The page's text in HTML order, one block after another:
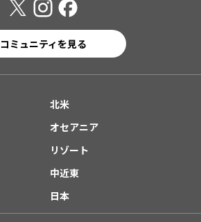
コミュニティを見る
北米
オセアニア
リゾート
中近東
日本